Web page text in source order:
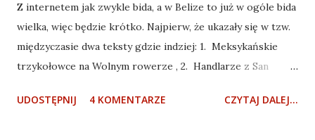
Z internetem jak zwykle bida, a w Belize to już w ogóle bida
wielka, więc będzie krótko. Najpierw, że ukazały się w tzw.
międzyczasie dwa teksty gdzie indziej: 1. Meksykańskie
trzykołowce na Wolnym rowerze , 2. Handlarze z San
to jestem obecnie w Belize, co oznacza, że już nie w
UDOSTĘPNIJ 4 KOMENTARZE CZYTAJ DALEJ...